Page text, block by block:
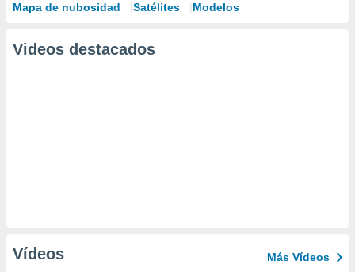
Mapa de nubosidad Satélites Modelos
Videos destacados
Vídeos Más Vídeos